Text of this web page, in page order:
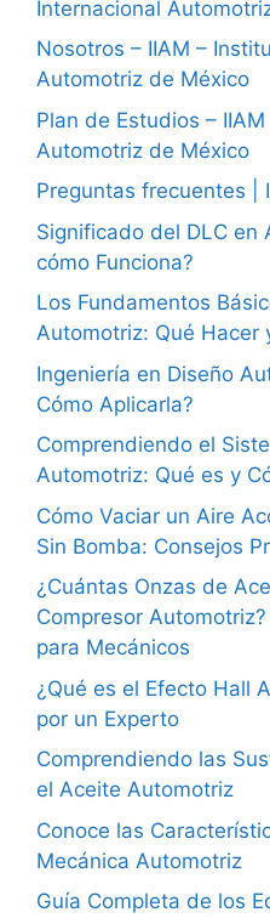
Internacional
Nosotros – IIAM –
Automotriz de México
Plan de Estudios –
Automotriz de México
Preguntas frecuentes |
Significado del DLC en
cómo Funciona?
Los Fundamentos
Automotriz: Qué Hacer
Ingeniería en Diseño
Cómo Aplicarla?
Comprendiendo el
Automotriz: Qué es y
Cómo Vaciar un Aire
Sin Bomba: Consejos
¿Cuántas Onzas de
Compresor
para Mecánicos
¿Qué es el Efecto Hall
por un Experto
Comprendiendo las
el Aceite Automotriz
Conoce las
Mecánica Automotriz
Guía Completa de los